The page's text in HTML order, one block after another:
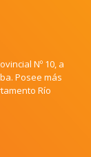
Nº 10, a
Posee más
Río